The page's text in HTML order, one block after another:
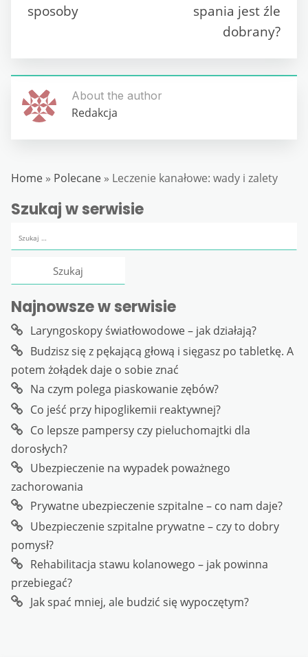
sposoby
spania jest źle
dobrany?
About the author
Redakcja
Home » Polecane » Leczenie kanałowe: wady i zalety
Szukaj w serwisie
Najnowsze w serwisie
Laryngoskopy światłowodowe – jak działają?
Budzisz się z pękającą głową i sięgasz po tabletkę. A
potem żołądek daje o sobie znać
Na czym polega piaskowanie zębów?
Co jeść przy hipoglikemii reaktywnej?
Co lepsze pampersy czy pieluchomajtki dla
dorosłych?
Ubezpieczenie na wypadek poważnego
zachorowania
Prywatne ubezpieczenie szpitalne – co nam daje?
Ubezpieczenie szpitalne prywatne – czy to dobry
pomysł?
Rehabilitacja stawu kolanowego – jak powinna
przebiegać?
Jak spać mniej, ale budzić się wypoczętym?